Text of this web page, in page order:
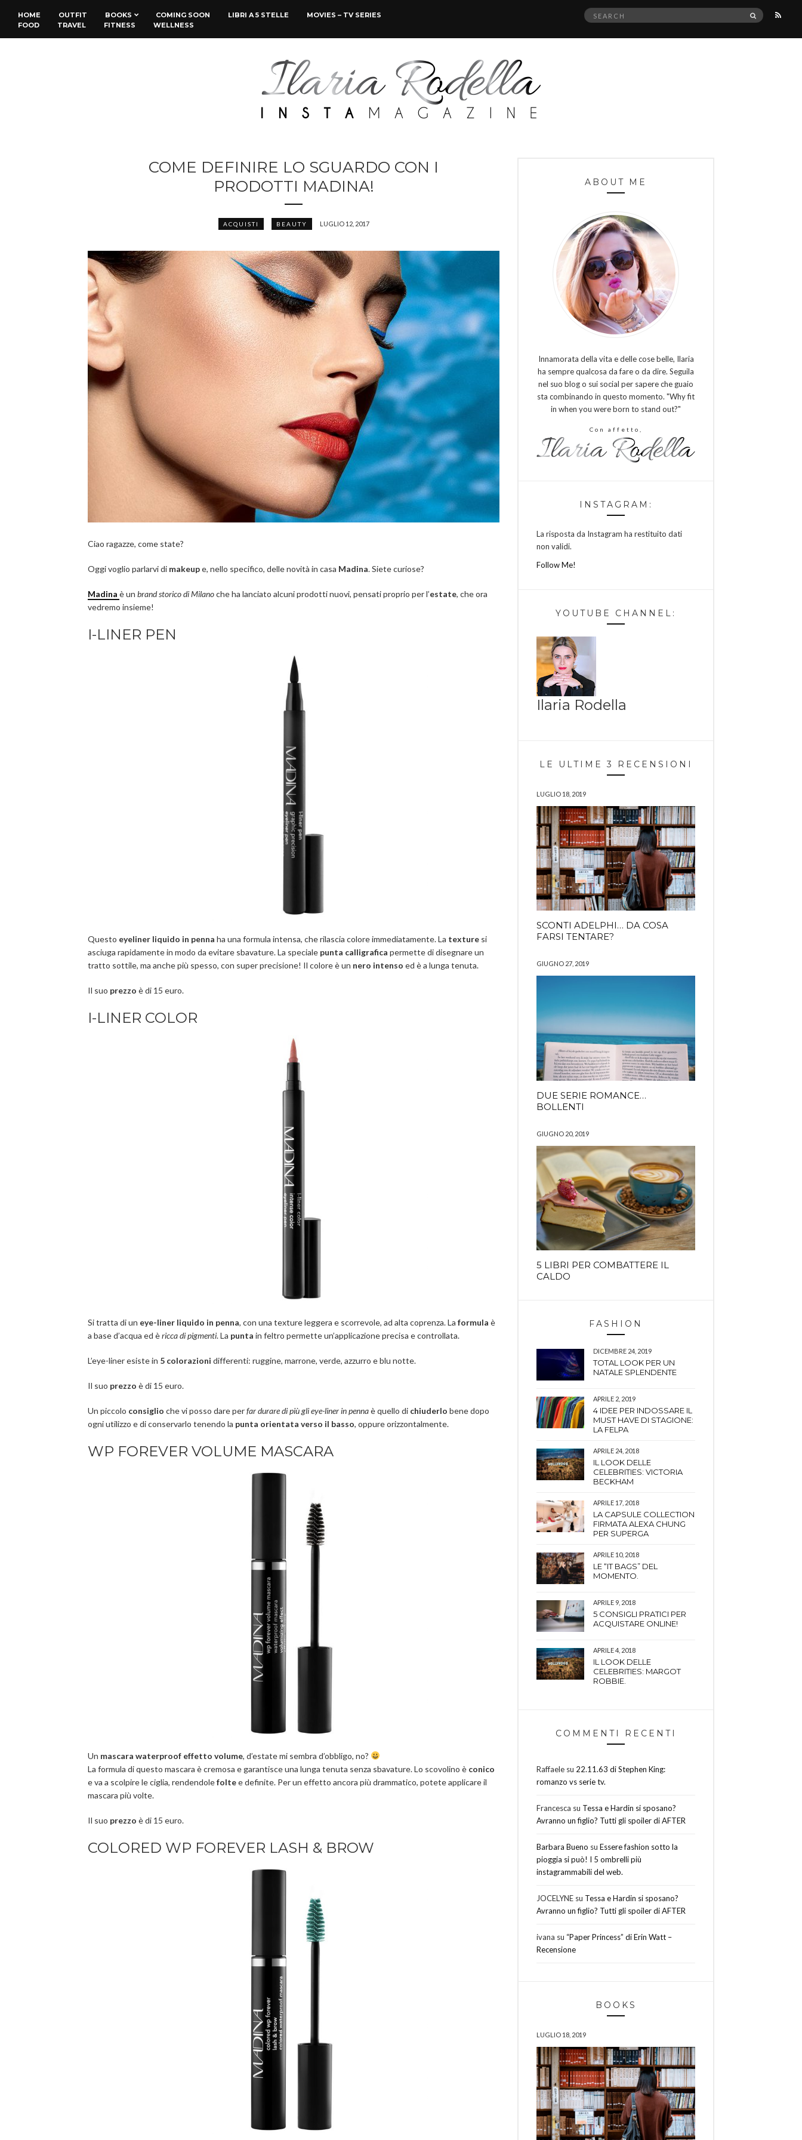
HOME OUTFIT BOOKS COMING SOON LIBRI A 5 STELLE
MOVIES – TV SERIES
FOOD
TRAVEL FITNESS WELLNESS
Search
SEARCH
COME DEFINIRE LO SGUARDO CON I
PRODOTTI MADINA!
ACQUISTI BEAUTY LUGLIO 12, 2017
Ciao ragazze, come state?
Oggi voglio parlarvi di makeupe, nello specifico, delle novità in casa Madina. Siete curiose?
Madina è un brand storico di Milanoche ha lanciato alcuni prodotti nuovi, pensati proprio per l’estate, che ora
vedremo insieme!
I-LINER PEN
Questo eyeliner liquido in penna ha una formula intensa, che rilascia colore immediatamente. La texture si
asciuga rapidamente in modo da evitare sbavature. La speciale punta calligrafica permette di disegnare un
tratto sottile, ma anche più spesso, con super precisione! Il colore è un nero intenso ed è a lunga tenuta.
Il suo prezzo è di 15 euro.
I-LINER COLOR
Si tratta di un eye-liner liquido in penna, con una texture leggera e scorrevole, ad alta coprenza. La formula è
a base d’acqua ed èricca di pigmenti. La punta in feltro permette un’applicazione precisa e controllata.
L’eye-liner esiste in 5 colorazioni differenti: ruggine, marrone, verde, azzurro e blu notte.
Il suo prezzo è di 15 euro.
Un piccolo consiglio che vi posso dare perfar durare di più gli eye-liner in pennaè quello di chiuderlo bene dopo
ogni utilizzo e di conservarlo tenendo la punta orientata verso il basso, oppure orizzontalmente.
WP FOREVER VOLUME MASCARA
Un mascara waterproof effetto volume, d’estate mi sembra d’obbligo, no?
La formula di questo mascara è cremosa e garantisce una lunga tenuta senza sbavature. Lo scovolino è conico
e va a scolpire le ciglia, rendendolefoltee definite. Per un effetto ancora più drammatico, potete applicare il
mascara più volte.
Il suo prezzo è di 15 euro.
COLORED WP FOREVER LASH & BROW
ABOUT ME
Innamorata della vita e delle cose belle, Ilaria
ha sempre qualcosa da fare o da dire. Seguila
nel suo blog o sui social per sapere che guaio
sta combinando in questo momento. "Why fit
in when you were born to stand out?"
Con affetto,
INSTAGRAM:
La risposta da Instagram ha restituito dati
non validi.
Follow Me!
YOUTUBE CHANNEL:
Ilaria Rodella
LE ULTIME 3 RECENSIONI
LUGLIO 18, 2019
SCONTI ADELPHI… DA COSA
FARSI TENTARE?
GIUGNO 27, 2019
DUE SERIE ROMANCE…
BOLLENTI
GIUGNO 20, 2019
5 LIBRI PER COMBATTERE IL
CALDO
FASHION
DICEMBRE 24, 2019
TOTAL LOOK PER UN
NATALE SPLENDENTE
APRILE 2, 2019
4 IDEE PER INDOSSARE IL
MUST HAVE DI STAGIONE:
LA FELPA
APRILE 24, 2018
IL LOOK DELLE
CELEBRITIES: VICTORIA
BECKHAM
APRILE 17, 2018
LA CAPSULE COLLECTION
FIRMATA ALEXA CHUNG
PER SUPERGA
APRILE 10, 2018
LE “IT BAGS” DEL
MOMENTO.
APRILE 9, 2018
5 CONSIGLI PRATICI PER
ACQUISTARE ONLINE!
APRILE 4, 2018
IL LOOK DELLE
CELEBRITIES: MARGOT
ROBBIE.
COMMENTI RECENTI
Raffaele su 22.11.63 di Stephen King:
romanzo vs serie tv.
Francesca su Tessa e Hardin si sposano?
Avranno un figlio? Tutti gli spoiler di AFTER
Barbara Bueno su Essere fashion sotto la
pioggia si può! I 5 ombrelli più
instagrammabili del web.
JOCELYNE su Tessa e Hardin si sposano?
Avranno un figlio? Tutti gli spoiler di AFTER
ivana su “Paper Princess” di Erin Watt –
Recensione
BOOKS
LUGLIO 18, 2019